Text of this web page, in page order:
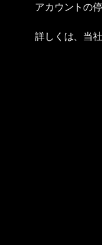
アカウントの
詳しくは、当